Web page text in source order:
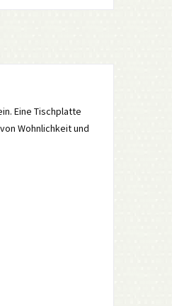
Eine Tischplatte
Wohnlichkeit und